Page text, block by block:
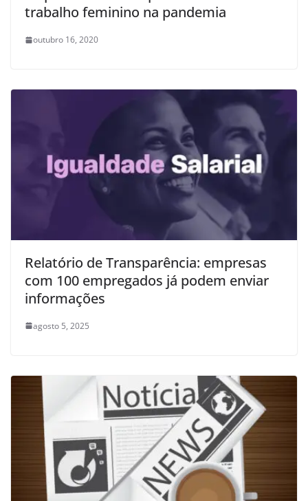
trabalho feminino na pandemia
outubro 16, 2020
Relatório de Transparência: empresas
com 100 empregados já podem enviar
informações
agosto 5, 2025